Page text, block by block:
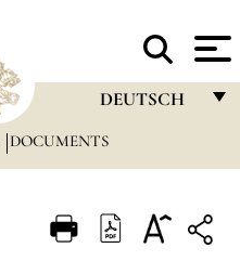
DEUTSCH
FRANÇAIS
ITALIANO
DOCUMENTS